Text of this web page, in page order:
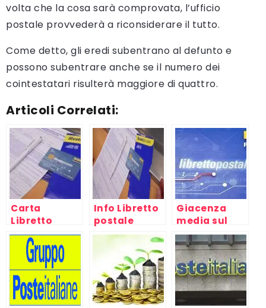
volta che la cosa sarà comprovata, l’ufficio
postale provvederà a riconsiderare il tutto.
Come detto, gli eredi subentrano al defunto e
possono subentrare anche se il numero dei
cointestatari risulterà maggiore di quattro.
Articoli Correlati:
Carta
Libretto
Postale
Info Libretto
postale
Smart
Giacenza
media sul
libretto
postale:
calcolo l’ISEE